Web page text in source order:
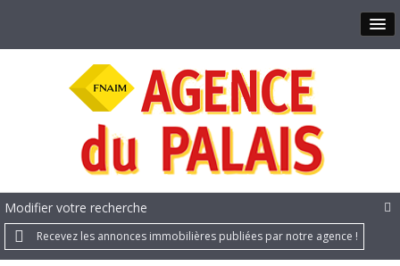
Modifier votre recherche
Recevez les annonces immobilières publiées par notre agence !